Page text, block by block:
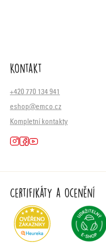
Kontakt
+420 770 134 941
eshop@emco.cz
Kompletní kontakty
Certifikáty a ocenění